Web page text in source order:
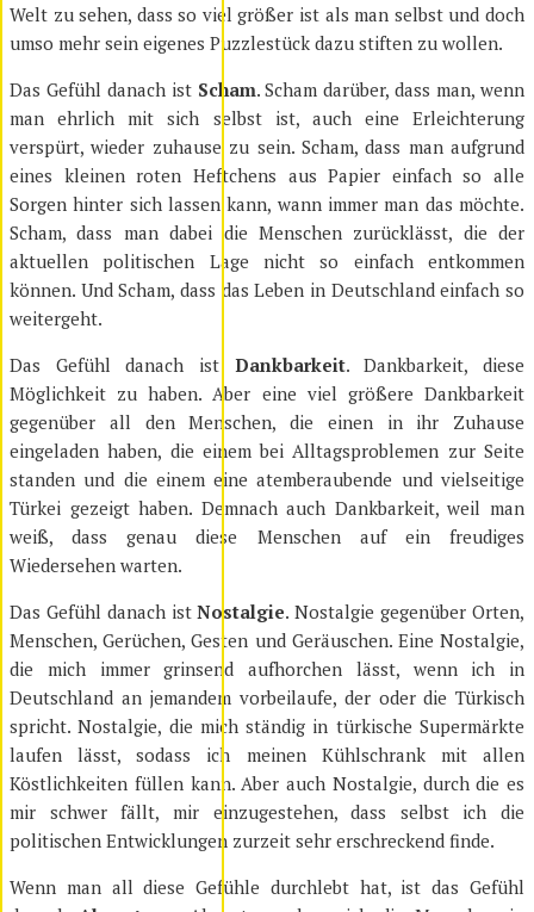
Welt zu sehen, dass so viel größer ist als man selbst und doch
umso mehr sein eigenes Puzzlestück dazu stiften zu wollen.
Das Gefühl danach ist Scham. Scham darüber, dass man, wenn
man ehrlich mit sich selbst ist, auch eine Erleichterung
verspürt, wieder zuhause zu sein. Scham, dass man aufgrund
eines kleinen roten Heftchens aus Papier einfach so alle
Sorgen hinter sich lassen kann, wann immer man das möchte.
Scham, dass man dabei die Menschen zurücklässt, die der
aktuellen politischen Lage nicht so einfach entkommen
können. Und Scham, dass das Leben in Deutschland einfach so
weitergeht.
Das Gefühl danach ist Dankbarkeit. Dankbarkeit, diese
Möglichkeit zu haben. Aber eine viel größere Dankbarkeit
gegenüber all den Menschen, die einen in ihr Zuhause
eingeladen haben, die einem bei Alltagsproblemen zur Seite
standen und die einem eine atemberaubende und vielseitige
Türkei gezeigt haben. Demnach auch Dankbarkeit, weil man
weiß, dass genau diese Menschen auf ein freudiges
Wiedersehen warten.
Das Gefühl danach istNostalgie. Nostalgie gegenüber Orten,
Menschen, Gerüchen, Gesten und Geräuschen. Eine Nostalgie,
die mich immer grinsend aufhorchen lässt, wenn ich in
Deutschland an jemandem vorbeilaufe, der oder die Türkisch
spricht. Nostalgie, die mich ständig in türkische Supermärkte
laufen lässt, sodass ich meinen Kühlschrank mit allen
Köstlichkeiten füllen kann. Aber auch Nostalgie, durch die es
mir schwer fällt, mir einzugestehen, dass selbst ich die
politischen Entwicklungen zurzeit sehr erschreckend finde.
Wenn man all diese Gefühle durchlebt hat, ist das Gefühl